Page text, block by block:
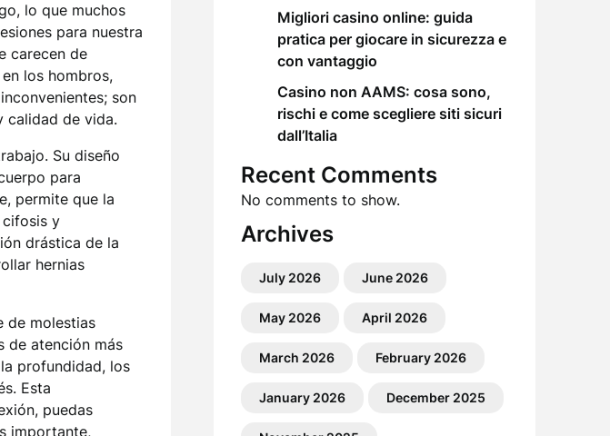
lo que muchos
para nuestra
carecen de
los hombros,
son
calidad de vida.
Su diseño
para
permite que la
cifosis y
drástica de la
hernias
de molestias
de atención más
profundidad, los
Esta
puedas
importante,
Migliori casino online: guida
pratica per giocare in sicurezza e
con vantaggio
Casino non AAMS: cosa sono,
rischi e come scegliere siti sicuri
dall’Italia
Recent Comments
No comments to show.
Archives
July 2026 June 2026
May 2026 April 2026
March 2026 February 2026
January 2026 December 2025